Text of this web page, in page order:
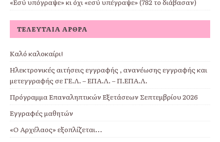
ΤΕΛΕΥΤΑΊΑ ΆΡΘΡΑ
Καλό καλοκαίρι!
Ηλεκτρονικές αιτήσεις εγγραφής , ανανέωσης εγγραφής και
μετεγγραφής σε ΓΕ.Λ. – ΕΠΑ.Λ. – Π.ΕΠΑ.Λ.
Πρόγραμμα Επαναληπτικών Εξετάσεων Σεπτεμβρίου 2026
Εγγραφές μαθητών
«Ο Αρχέλαος» εξοπλίζεται…